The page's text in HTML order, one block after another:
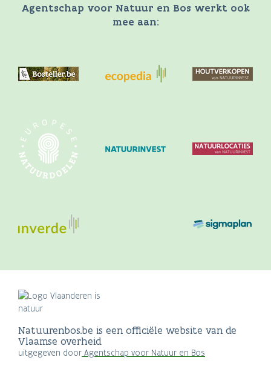
Agentschap voor Natuur en Bos werkt ook
mee aan:
Natuurenbos.be is een officiële website van de
Vlaamse overheid
uitgegeven door Agentschap voor Natuur en Bos